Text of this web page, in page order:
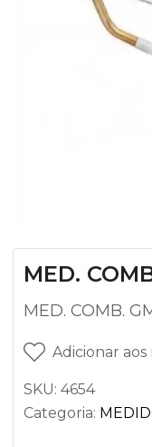
MED.
MED. COMB.
Adicionar
SKU: 4654
Categoria: